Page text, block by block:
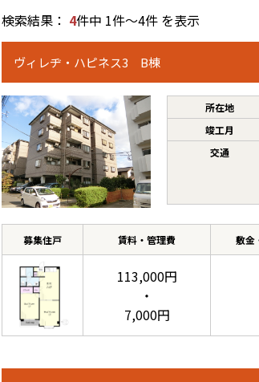
検索結果： 4件中 1件～4件 を表示
ヴィレヂ・ハピネス3 B棟
所在地
竣工月
交通
募集住戸 賃料・管理費 敷金
113,000円
・
7,000円